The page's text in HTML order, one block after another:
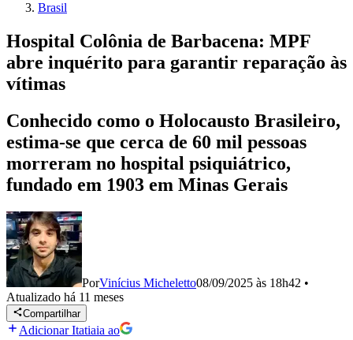
Brasil
Hospital Colônia de Barbacena: MPF
abre inquérito para garantir reparação às
vítimas
Conhecido como o Holocausto Brasileiro,
estima-se que cerca de 60 mil pessoas
morreram no hospital psiquiátrico,
fundado em 1903 em Minas Gerais
PorVinícius Micheletto08/09/2025 às 18h42 •
Atualizado há 11 meses
Compartilhar
Adicionar Itatiaia ao